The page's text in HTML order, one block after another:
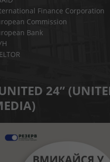
Finance Corporation
Commission
Bank
24”